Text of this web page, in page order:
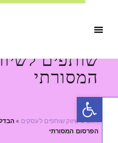
שותפים
המסורתי
ראשי»שיווק שותפים לעסקים»הבדלים
הפרסום המסורתי
פתח סרגל נגישות